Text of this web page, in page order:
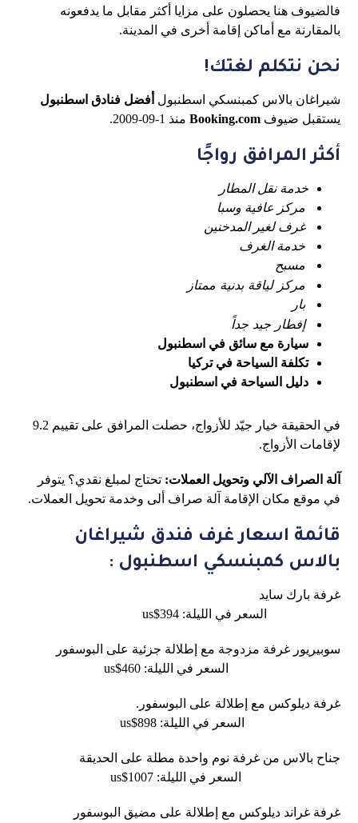
فالضيوف هنا يحصلون على مزايا أكثر مقابل ما يدفعونه
بالمقارنة مع أماكن إقامة أخرى في المدينة.
نحن نتكلم لغتك!
شيراغان بالاس كمبنسكي اسطنبول أفضل فنادق اسطنبول
يستقبل ضيوفBooking.com منذ 1-09-2009.
أكثر المرافق رواجًا
خدمة نقل المطار
مركز عافية وسبا
غرف لغير المدخنين
خدمة الغرف
مسبح
مركز لياقة بدنية ممتاز
بار
إفطار جيد جداً
سيارة مع سائق في اسطنبول
تكلفة السياحة في تركيا
دليل السياحة في اسطنبول
في الحقيقة خيار جيّد للأزواج، حصلت المرافق على تقييم 9.2
لإقامات الأزواج.
آلة الصراف الآلي وتحويل العملات: تحتاج لمبلغ نقدي؟ يتوفر
في موقع مكان الإقامة آلة صراف ألى وخدمة تحويل العملات.
قائمة اسعار غرف فندق شيراغان
بالاس كمبنسكي اسطنبول :
غرفة بارك سايد
السعر في الليلة: 394$us
سوبيريور غرفة مزدوجة مع إطلالة جزئية على البوسفور
السعر في الليلة: 460$us
غرفة ديلوكس مع إطلالة على البوسفور.
السعر في الليلة: 898$us
جناح بالاس من غرفة نوم واحدة مطلة على الحديقة
السعر في الليلة: 1007$us
غرفة غراند ديلوكس مع إطلالة على مضيق البوسفور